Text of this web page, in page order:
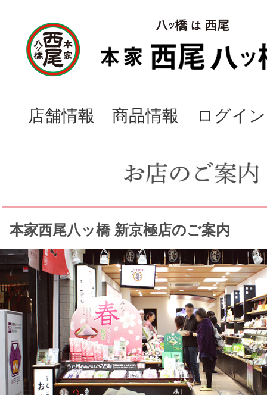
店舗情報 商品情報 ログイン
本家西尾八ッ橋 新京極店のご案内